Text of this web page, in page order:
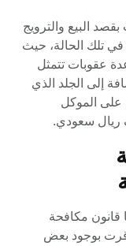
البيع والترويج
في تلك الحالة، حيث
عقوبات تتمثل
عن 15 عامًا بالإضافة إلى الجلد الذي
على الموكل
قانون مكافحة
إلا أن المادة 42 قد أقرت بوجود بعض